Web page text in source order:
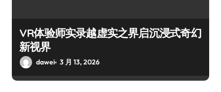
VR体验师实录越虚实之界启沉浸式奇幻
新视界
dawei 3 月 13, 2026